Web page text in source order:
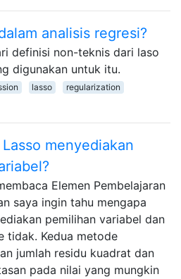
analisis regresi?
definisi non-teknis dari laso
digunakan untuk itu.
lasso
regularization
menyediakan
Elemen Pembelajaran
saya ingin tahu mengapa
pemilihan variabel dan
tidak. Kedua metode
jumlah residu kuadrat dan
pada nilai yang mungkin